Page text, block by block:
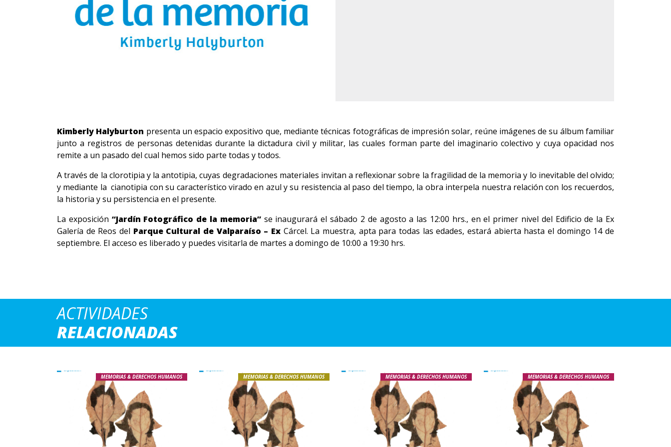
Kimberly Halyburton presenta un espacio expositivo que, mediante técnicas fotográficas de impresión solar, reúne imágenes de su álbum familiar
junto a registros de personas detenidas durante la dictadura civil y militar, las cuales forman parte del imaginario colectivo y cuya opacidad nos
remite a un pasado del cual hemos sido parte todas y todos.
A través de la clorotipia y la antotipia, cuyas degradaciones materiales invitan a reflexionar sobre la fragilidad de la memoria y lo inevitable del olvido;
y mediante la cianotipia con su característico virado en azul y su resistencia al paso del tiempo, la obra interpela nuestra relación con los recuerdos,
la historia y su persistencia en el presente.
La exposición “Jardín Fotográfico de la memoria”se inaugurará el sábado 2 de agosto a las 12:00 hrs., en el primer nivel del Edificio de la Ex
Galería de Reos del Parque Cultural de Valparaíso – Ex Cárcel. La muestra, apta para todas las edades, estará abierta hasta el domingo 14 de
septiembre. El acceso es liberado y puedes visitarla de martes a domingo de 10:00 a 19:30 hrs.
ACTIVIDADES
RELACIONADAS
MEMORIAS & DERECHOS HUMANOS MEMORIAS & DERECHOS HUMANOS MEMORIAS & DERECHOS HUMANOS MEMORIAS & DERECHOS HUMANOS